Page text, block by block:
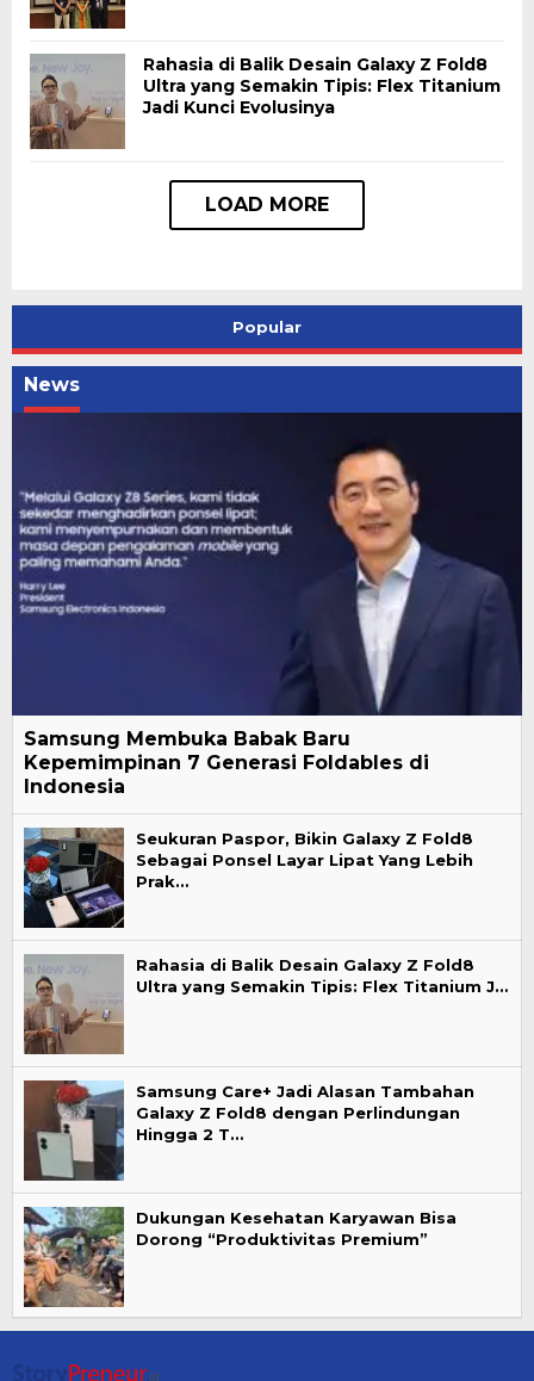
Rahasia di Balik Desain Galaxy Z Fold8
Ultra yang Semakin Tipis: Flex Titanium
Jadi Kunci Evolusinya
Popular
News
Samsung Membuka Babak Baru
Kepemimpinan 7 Generasi Foldables di
Indonesia
Seukuran Paspor, Bikin Galaxy Z Fold8
Sebagai Ponsel Layar Lipat Yang Lebih
Prak…
Rahasia di Balik Desain Galaxy Z Fold8
Ultra yang Semakin Tipis: Flex Titanium J…
Samsung Care+ Jadi Alasan Tambahan
Galaxy Z Fold8 dengan Perlindungan
Hingga 2 T…
Dukungan Kesehatan Karyawan Bisa
Dorong “Produktivitas Premium”